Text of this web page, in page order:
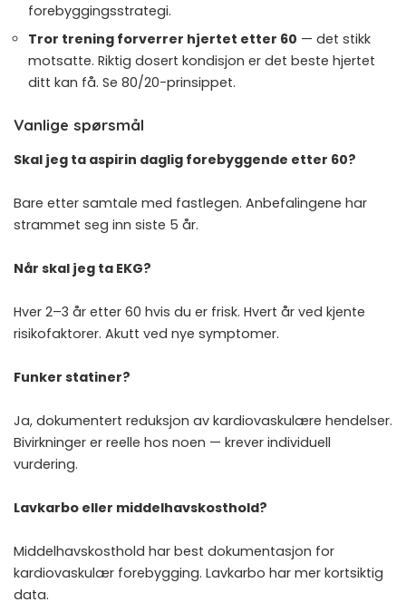
forebyggings­strategi.
Tror trening forverrer hjertet etter 60 — det stikk
motsatte. Riktig dosert kondisjon er det beste hjertet
ditt kan få. Se 80/20-prinsippet.
Vanlige spørsmål
Skal jeg ta aspirin daglig forebyggende etter 60?
Bare etter samtale med fastlegen. Anbefalingene har
strammet seg inn siste 5 år.
Når skal jeg ta EKG?
Hver 2–3 år etter 60 hvis du er frisk. Hvert år ved kjente
risikofaktorer. Akutt ved nye symptomer.
Funker statiner?
Ja, dokumentert reduksjon av kardiovaskulære hendelser.
Bivirkninger er reelle hos noen — krever individuell
vurdering.
Lavkarbo eller middelhavskosthold?
Middelhavskosthold har best dokumentasjon for
kardiovaskulær forebygging. Lavkarbo har mer kortsiktig
data.